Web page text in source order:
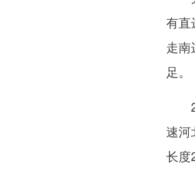
有直
走南
足。
22
速河
长度